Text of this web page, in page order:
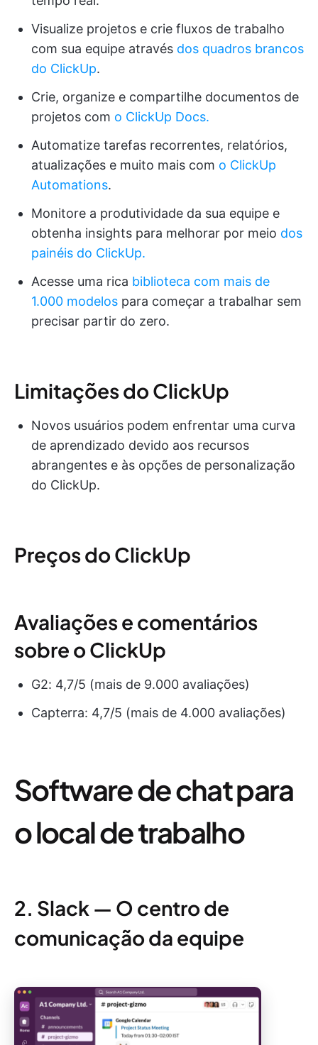
Visualize projetos e crie fluxos de trabalho
com sua equipe através dos quadros brancos
do ClickUp.
Crie, organize e compartilhe documentos de
projetos com o ClickUp Docs.
Automatize tarefas recorrentes, relatórios,
atualizações e muito mais com o ClickUp
Automations.
Monitore a produtividade da sua equipe e
obtenha insights para melhorar por meio dos
painéis do ClickUp.
Acesse uma rica biblioteca com mais de
1.000 modelos para começar a trabalhar sem
precisar partir do zero.
Limitações do ClickUp
Novos usuários podem enfrentar uma curva
de aprendizado devido aos recursos
abrangentes e às opções de personalização
do ClickUp.
Preços do ClickUp
Avaliações e comentários
sobre o ClickUp
G2: 4,7/5 (mais de 9.000 avaliações)
Capterra: 4,7/5 (mais de 4.000 avaliações)
Software de chat para
o local de trabalho
2. Slack — O centro de
comunicação da equipe